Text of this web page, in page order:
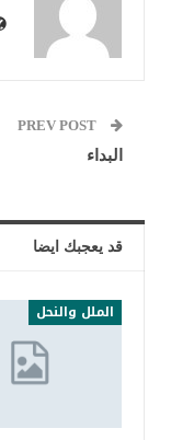
البداء
قد يعجبك ايضا
الملل والنحل